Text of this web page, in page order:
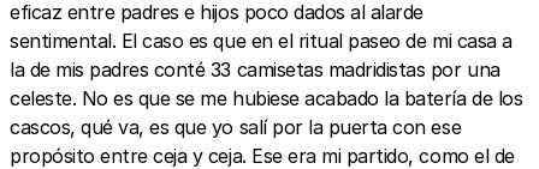
eficaz entre padres e hijos poco dados al alarde
sentimental. El caso es que en el ritual paseo de mi casa a
la de mis padres conté 33 camisetas madridistas por una
celeste. No es que se me hubiese acabado la batería de los
cascos, qué va, es que yo salí por la puerta con ese
propósito entre ceja y ceja. Ese era mi partido, como el de